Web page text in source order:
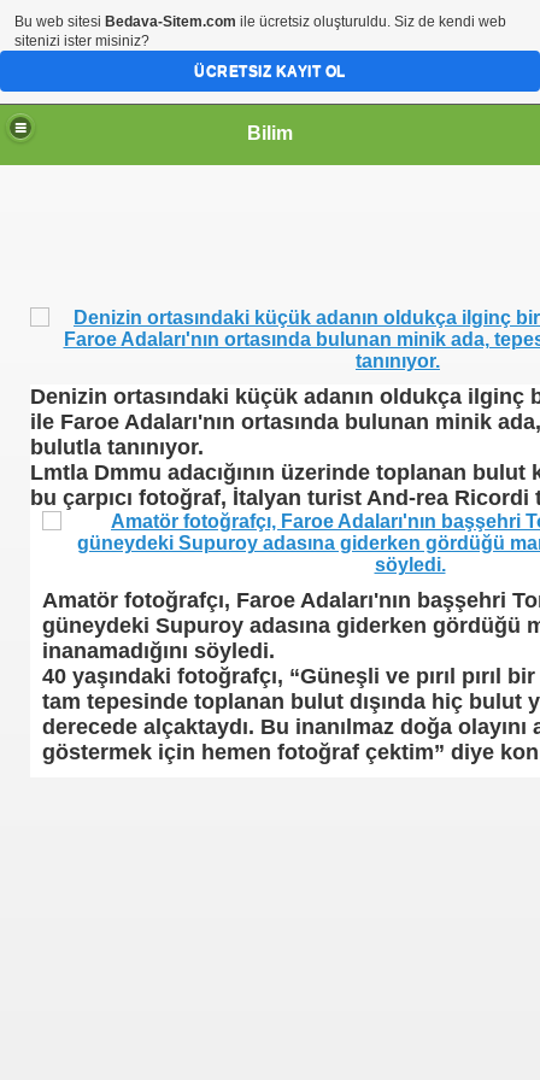
Bilim
Denizin ortasındaki küçük adanın oldukça ilginç
ile Faroe Adaları'nın ortasında bulunan minik
bulutla tanınıyor.
Lmtla Dmmu adacığının üzerinde toplanan
bu çarpıcı fotoğraf, İtalyan turist And-rea Ricordi
Amatör fotoğrafçı, Faroe Adaları'nın başşehri
güneydeki Supuroy adasına giderken gördüğü
inanamadığını söyledi.
40 yaşındaki fotoğrafçı, “Güneşli ve pırıl pırıl
tam tepesinde toplanan bulut dışında hiç bulut
derecede alçaktaydı. Bu inanılmaz doğa olayını
göstermek için hemen fotoğraf çektim” diye
Bu web sitesi Bedava-Sitem.com ile ücretsiz oluşturuldu. Siz de kendi web
sitenizi ister misiniz?
ÜCRETSIZ KAYIT OL